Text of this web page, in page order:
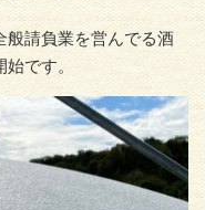
般請負業を営んでる酒
です。